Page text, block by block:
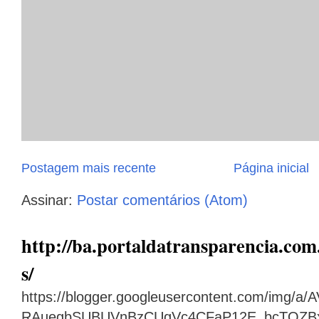
Postagem mais recente Página inicial
Assinar: Postar comentários (Atom)
http://
s/
https://blogger.googleusercontent.com/img/a/